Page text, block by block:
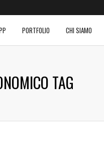
PORTFOLIO CHI SIAMO
TAG